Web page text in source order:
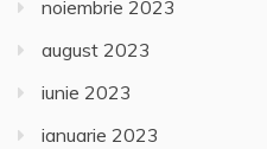
noiembrie 2023
august 2023
iunie 2023
ianuarie 2023